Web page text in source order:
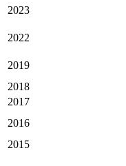
2023
2022
2019
2018
2017
2016
2015